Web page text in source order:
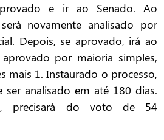
e ir ao Senado. Ao
novamente analisado por
Depois, se aprovado, irá ao
por maioria simples,
mais 1. Instaurado o processo,
ser analisado em até 180 dias.
precisará do voto de 54